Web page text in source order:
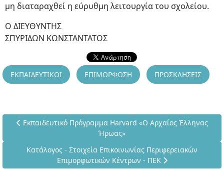
μη διαταραχθεί η εύρυθμη λειτουργία του σχολείου.
Ο ΔΙΕΥΘΥΝΤΗΣ
ΣΠΥΡΙΔΩΝ ΚΩΝΣΤΑΝΤΑΤΟΣ
ΕΚΠΑΙΔΕΥΤΙΚΟΙ ΕΠΙΜΟΡΦΩΣΗ ΠΡΟΣΚΛΗΣΕΙΣ
Προηγούμενο άρθρο: Εκπαιδευτικό Πρόγραμμα Harvard «Ο
Εκπαιδευτικό Πρόγραμμα Harvard «Ο Αρχαίος Έλληνας
Ήρωας»
Επόμενο άρθρο: Κατάλογος - Στοιχεία Επικοινωνίας
Κατάλογος - Στοιχεία Επικοινωνίας Περιφερειακών
Επιμορφωτικών Κέντρων - ΠΕΚ